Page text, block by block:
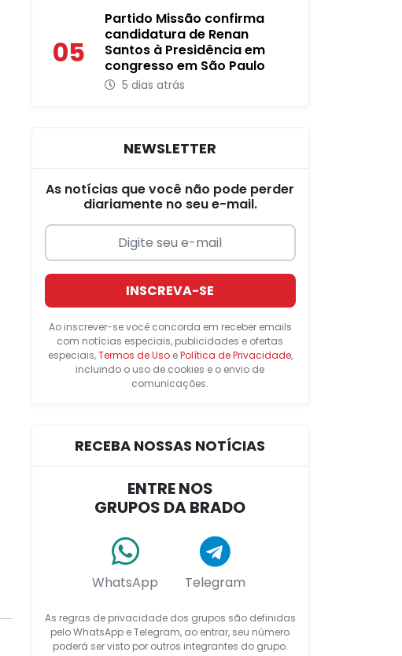
05
Partido Missão confirma
candidatura de Renan
Santos à Presidência em
congresso em São Paulo
5 dias atrás
NEWSLETTER
As notícias que você não pode perder
diariamente no seu e-mail.
INSCREVA-SE
Ao inscrever-se você concorda em receber emails
com notícias especiais, publicidades e ofertas
especiais,Termos de UsoePolítica de Privacidade,
incluindo o uso de cookies e o envio de
comunicações.
RECEBA NOSSAS NOTÍCIAS
ENTRE NOS
GRUPOS DA BRADO
WhatsApp Telegram
As regras de privacidade dos grupos são definidas
pelo WhatsApp e Telegram, ao entrar, seu número
poderá ser visto por outros integrantes do grupo.